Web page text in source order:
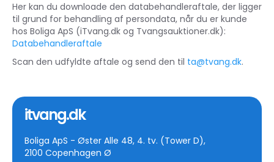
Her kan du downloade den databehandleraftale, der ligger
til grund for behandling af persondata, når du er kunde
hos Boliga ApS (iTvang.dk og Tvangsauktioner.dk):
Databehandleraftale
Scan den udfyldte aftale og send den til ta@tvang.dk.
itvang.dk
Boliga ApS - Øster Alle 48, 4. tv. (Tower D),
2100 Copenhagen Ø